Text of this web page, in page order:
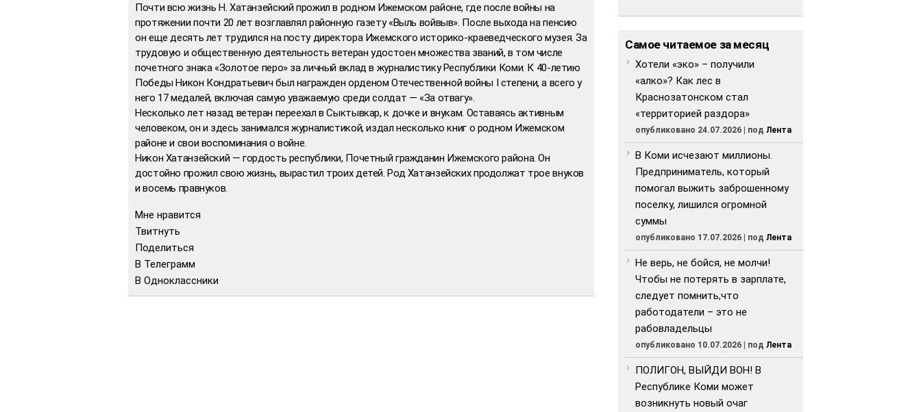
Почти всю жизнь Н. Хатанзейский прожил в родном Ижемском районе, где после войны на
протяжении почти 20 лет возглавлял районную газету «Выль войвыв». После выхода на пенсию
он еще десять лет трудился на посту директора Ижемского историко-краеведческого музея. За
трудовую и общественную деятельность ветеран удостоен множества званий, в том числе
почетного знака «Золотое перо» за личный вклад в журналистику Республики Коми. К 40-летию
Победы Никон Кондратьевич был награжден орденом Отечественной войны I степени, а всего у
него 17 медалей, включая самую уважаемую среди солдат — «За отвагу».
Несколько лет назад ветеран переехал в Сыктывкар, к дочке и внукам. Оставаясь активным
человеком, он и здесь занимался журналистикой, издал несколько книг о родном Ижемском
районе и свои воспоминания о войне.
Никон Хатанзейский — гордость республики, Почетный гражданин Ижемского района. Он
достойно прожил свою жизнь, вырастил троих детей. Род Хатанзейских продолжат трое внуков
и восемь правнуков.
Мне нравится
Твитнуть
Поделиться
В Телеграмм
В Одноклассники
Самое читаемое за месяц
Хотели «эко» – получили
«алко»? Как лес в
Краснозатонском стал
«территорией раздора»
опубликовано 24.07.2026 | под Лента
В Коми исчезают миллионы.
Предприниматель, который
помогал выжить заброшенному
поселку, лишился огромной
суммы
опубликовано 17.07.2026 | под Лента
Не верь, не бойся, не молчи!
Чтобы не потерять в зарплате,
следует помнить,что
работодатели – это не
рабовладельцы
опубликовано 10.07.2026 | под Лента
ПОЛИГОН, ВЫЙДИ ВОН! В
Республике Коми может
возникнуть новый очаг